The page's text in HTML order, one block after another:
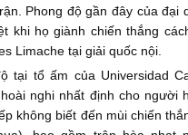
Phong độ gần đây của đại
khi họ giành chiến thắng
Limache tại giải quốc nội.
tại tổ ấm của Universidad
nghi nhất định cho người
không biết đến mùi chiến